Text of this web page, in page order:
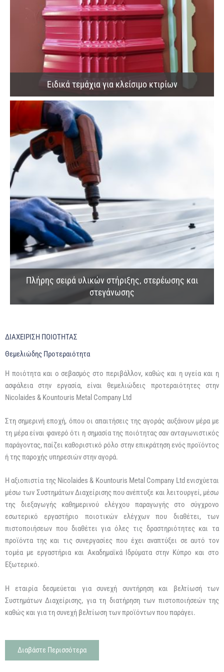
Ειδικά τεμάχια για κλείσιμο κτιρίων
Πλήρης σειρά υλικών στήριξης, στερέωσης και
στεγάνωσης
ΔΙΑΧΕΙΡΙΣΗ ΠΟΙΟΤΗΤΑΣ
Θεμελιώδης Προτεραιότητα
Η ποιότητα και ο σεβασμός στο περιβάλλον, καθώς και η υγεία και η
ασφάλεια στην εργασία, είναι θεμελιώδεις προτεραιότητες στην
Nicolaides & Kountouris Metal Company Ltd
Στη σημερινή εποχή, όπου οι απαιτήσεις της αγοράς αυξάνουν μέρα με
τη μέρα είναι φανερό ότι η σημασία της ποιότητας σαν ανταγωνιστικός
παράγοντας, παίζει καθοριστικό ρόλο στην επικράτηση ενός προϊόντος
ή της παροχής υπηρεσιών στην αγορά.
Η αξιοπιστία της Nicolaides & Kountouris Metal Company Ltd ενισχύεται
μέσω των Συστημάτων Διαχείρισης που ανέπτυξε και λειτουργεί, μέσω
της διεξαγωγής καθημερινού ελέγχου παραγωγής στο σύγχρονο
εσωτερικό εργαστήριο ποιοτικών ελέγχων που διαθέτει, των
πιστοποιήσεων που διαθέτει για όλες τις δραστηριότητες και τα
προϊόντα της και τις συνεργασίες που έχει αναπτύξει σε αυτό τον
τομέα με εργαστήρια και Ακαδημαϊκά Ιδρύματα στην Κύπρο και στο
Εξωτερικό.
Η εταιρία δεσμεύεται για συνεχή συντήρηση και βελτίωσή των
Συστημάτων Διαχείρισης, για τη διατήρηση των πιστοποιήσεών της
καθώς και για τη συνεχή βελτίωση των προϊόντων που παράγει.
Διαβάστε Περισσότερα